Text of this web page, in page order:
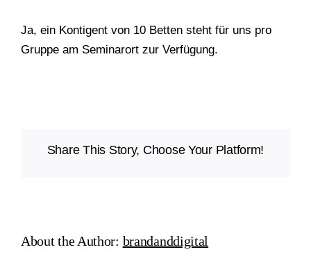
Ja, ein Kontigent von 10 Betten steht für uns pro
Gruppe am Seminarort zur Verfügung.
Share This Story, Choose Your Platform!
About the Author: brandanddigital